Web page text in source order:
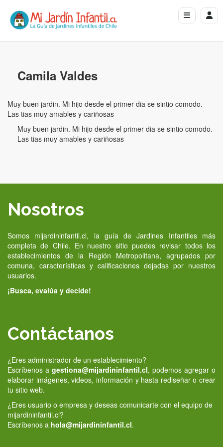
Camila Valdes
Muy buen jardin. Mi hijo desde el primer dia se sintio comodo.
Las tias muy amables y cariñosas
Muy buen jardin. Mi hijo desde el primer dia se sintio comodo.
Las tias muy amables y cariñosas
Nosotros
Somos mijardininfantil.cl, la guía de Jardines Infantiles más
completa de Chile. En nuestro sitio puedes revisar todos los
establecimientos de la Región Metropolitana, agrupados por
comuna, características y calificaciones dejadas por nuestros
usuarios.
¡Busca, evalúa y decide!
Contáctanos
¿Eres administrador de un establecimiento?
Escríbenos a gestiona@mijardininfantil.cl, podemos agregar o
elaborar imágenes, videos, información y hasta rediseñar o crear
tu sitio web.
¿Eres usuario o empresa y deseas comunicarte con el equipo de
mijardininfantil.cl?
Escríbenos a hola@mijardininfantil.cl.